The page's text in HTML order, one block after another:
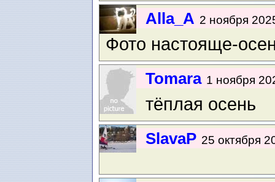
Alla_A 2 ноября
Фото настояще-
Tomara 1 ноября
тёплая осень
SlavaP 25 октября